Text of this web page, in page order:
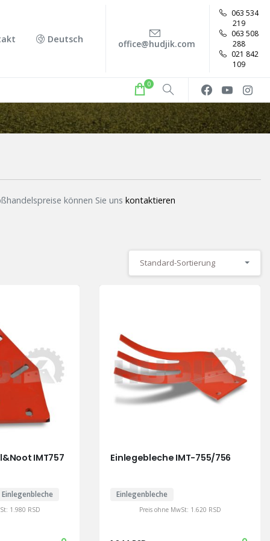
Deutsch office@hudjik.com
063 534
219
063 508
288
021 842
109
0
können Sie uns kontaktieren
Standard-Sortierung
IMT757
Einlegenbleche
1.980 RSD
Einlegebleche IMT-755/756
Einlegenbleche
Preis ohne MwSt: 1.620 RSD